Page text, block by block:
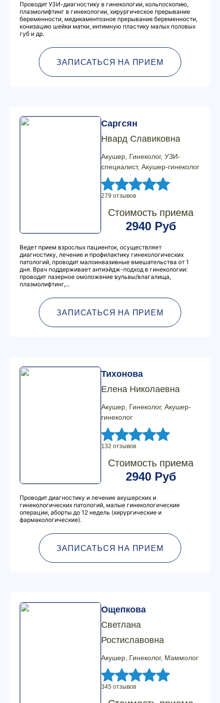
Проводит УЗИ-диагностику в гинекологии, кольпоскопию,
плазмолифтинг в гинекологии, хирургическое прерывание
беременности, медикаментозное прерывание беременности,
конизацию шейки матки, интимную пластику малых половых
губ и др.
ЗАПИСАТЬСЯ НА ПРИЕМ
Саргсян
Нвард Славиковна
Акушер, Гинеколог, УЗИ-
специалист, Акушер-гинеколог
279 отзывов
Стоимость приема
2940 Руб
Ведет прием взрослых пациенток, осуществляет
диагностику, лечение и профилактику гинекологических
патологий, проводит малоинвазивные вмешательства от 1
дня. Врач поддерживает антиэйдж-подход в гинекологии:
проводит лазерное омоложение вульвы/влагалища,
плазмолифтинг,...
ЗАПИСАТЬСЯ НА ПРИЕМ
Тихонова
Елена Николаевна
Акушер, Гинеколог, Акушер-
гинеколог
132 отзывов
Стоимость приема
2940 Руб
Проводит диагностику и лечение акушерских и
гинекологических патологий, малые гинекологические
операции, аборты до 12 недель (хирургические и
фармакологические).
ЗАПИСАТЬСЯ НА ПРИЕМ
Ощепкова
Светлана
Ростиславовна
Акушер, Гинеколог, Маммолог
345 отзывов